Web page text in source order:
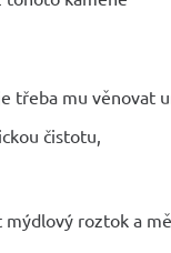
třeba mu věnovat
čistotu,
roztok a